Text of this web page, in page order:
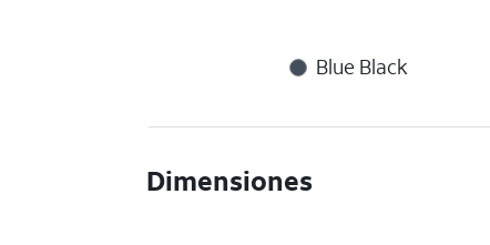
Blue Black
Dimensiones